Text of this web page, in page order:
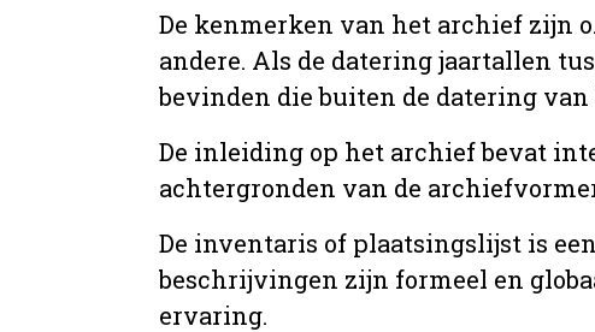
De kenmerken van het archief zijn
andere. Als de datering jaartallen
bevinden die buiten de datering
De inleiding op het archief bevat
achtergronden van de
De inventaris of plaatsingslijst is
beschrijvingen zijn formeel en
ervaring.